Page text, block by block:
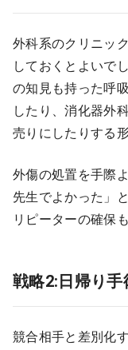
外科系のクリニッ
しておくとよいで
の知見も持った呼
したり、消化器外
売りにしたりする形
外傷の処置を手際
先生でよかった」
リピーターの確保
戦略2:日帰り
競合相手と差別化